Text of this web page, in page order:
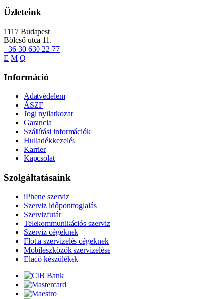
Üzleteink
1117 Budapest
Bölcső utca 11.
+36 30 630 22 77
E M Q
Információ
Adatvédelem
ÁSZF
Jogi nyilatkozat
Garancia
Szállítási információk
Hulladékkezelés
Karrier
Kapcsolat
Szolgáltatásaink
iPhone szerviz
Szerviz időpontfoglalás
Szervizfutár
Telekommunikációs szerviz
Szerviz cégeknek
Flotta szervizelés cégeknek
Mobileszközök szervizelése
Eladó készülékek